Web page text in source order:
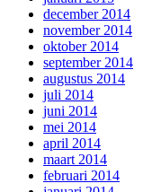
december 2014
november 2014
oktober 2014
september 2014
augustus 2014
juli 2014
juni 2014
mei 2014
april 2014
maart 2014
februari 2014